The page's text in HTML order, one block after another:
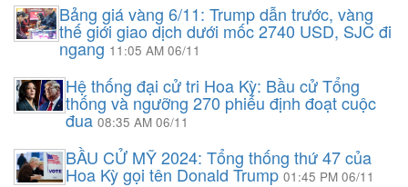
Bảng giá vàng 6/11: Trump dẫn trước, vàng
thế giới giao dịch dưới mốc 2740 USD, SJC đi
ngang 11:05 AM 06/11
Hệ thống đại cử tri Hoa Kỳ: Bầu cử Tổng
thống và ngưỡng 270 phiếu định đoạt cuộc
đua08:35 AM 06/11
BẦU CỬ MỸ 2024: Tổng thống thứ 47 của
Hoa Kỳ gọi tên Donald Trump01:45 PM 06/11